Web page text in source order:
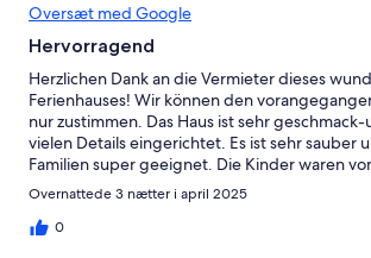
Oversæt med Google
Hervorragend
Herzlichen Dank an die Vermieter dieses
Ferienhauses! Wir können den
nur zustimmen. Das Haus ist sehr
vielen Details eingerichtet. Es ist sehr sauber
Familien super geeignet. Die Kinder waren
begeistert, die Erwachsenen von Sauna,
Massagestuhl, Dachlounge,.... Die Küche /
Platz für alle, wer möchte, kann sich ins
Overnattede 3 nætter i april 2025
0